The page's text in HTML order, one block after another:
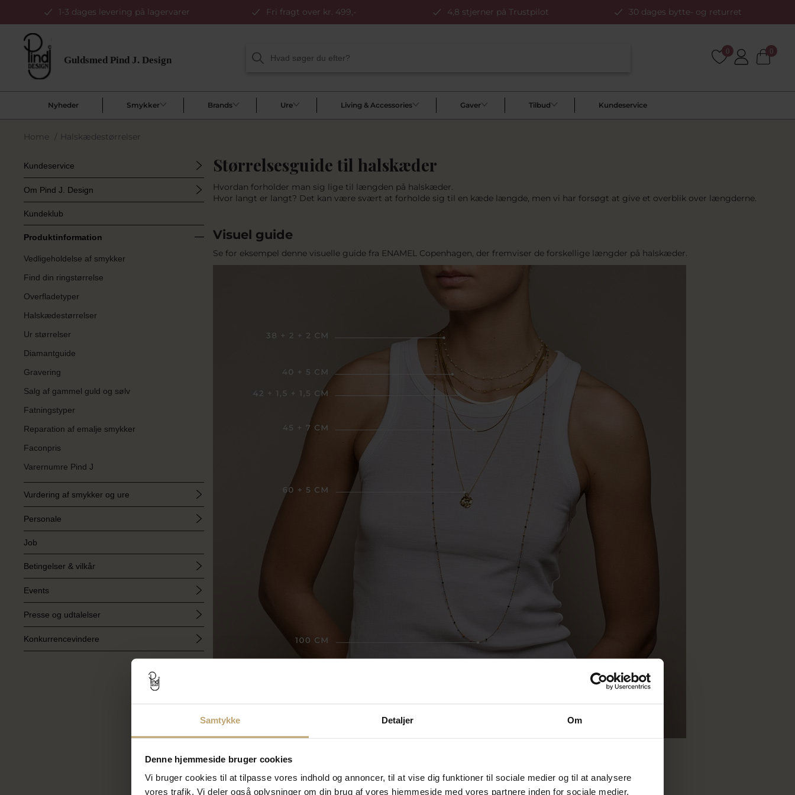
Samtykke Detaljer Om
Denne hjemmeside bruger cookies
Vi bruger cookies til at tilpasse vores indhold og annoncer, til at vise dig funktioner til sociale medier og til at analysere
vores trafik. Vi deler også oplysninger om din brug af vores hjemmeside med vores partnere inden for sociale medier,
1-3 dages levering på lagervarer Fri fragt over kr. 499,- 4,8 stjerner på Trustpilot 30 dages bytte- og returret
0 0
Nyheder Smykker Brands Ure Living & Accessories Gaver Tilbud Kundeservice
Home / Halskædestørrelser
Kundeservice
Om Pind J. Design
Kundeklub
Produktinformation
Vedligeholdelse af smykker
Find din ringstørrelse
Overfladetyper
Halskædestørrelser
Ur størrelser
Diamantguide
Gravering
Salg af gammel guld og sølv
Fatningstyper
Reparation af emalje smykker
Faconpris
Varernumre Pind J
Vurdering af smykker og ure
Personale
Job
Betingelser & vilkår
Events
Presse og udtalelser
Konkurrencevindere
Størrelsesguide til halskæder
Hvordan forholder man sig lige til længden på halskæder.
Hvor langt er langt? Det kan være svært at forholde sig til en kæde længde, men vi har forsøgt at give et overblik over længderne.
Visuel guide
Se for eksempel denne visuelle guide fra ENAMEL Copenhagen, der fremviser de forskellige længder på halskæder.
Generelle længder for halskæder:
38 cm: Anbefales og bruges normalt til børn.